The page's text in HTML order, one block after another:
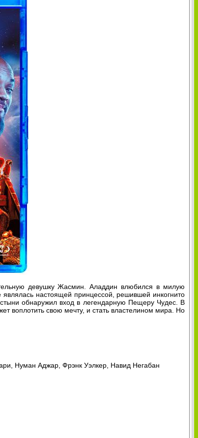
девушку Жасмин. Аладдин влюбился в милую
настоящей принцессой, решившей инкогнито
обнаружил вход в легендарную Пещеру Чудес. В
воплотить свою мечту, и стать властелином мира. Но
Нуман Аджар, Фрэнк Уэлкер, Навид Негабан